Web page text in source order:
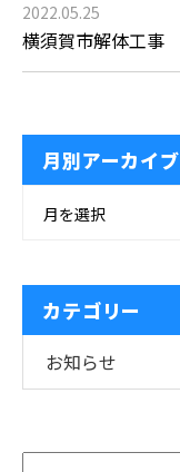
2022.05.25
横須賀市解体工事
月別アーカイブ
月を選択
カテゴリー
お知らせ